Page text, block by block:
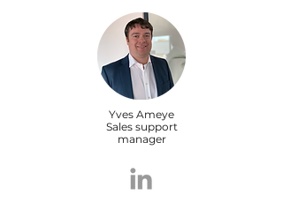
Yves Ameye
Sales support
manager